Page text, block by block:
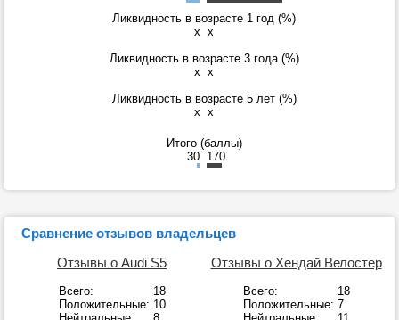
Ликвидность в возрасте 1 год (%)
x x
Ликвидность в возрасте 3 года (%)
x x
Ликвидность в возрасте 5 лет (%)
x x
Итого (баллы)
30 170
Сравнение отзывов владельцев
Отзывы о Audi S5
Всего:
18
Положительные: 10
Отзывы о Хендай Велостер
Всего:
18
Положительные: 7